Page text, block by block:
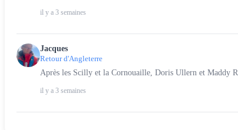
il y a 3 semaines
Jacques
Retour d'Angleterre
Après les Scilly et la Cornouaille, Doris Ullern et Maddy
il y a 3 semaines